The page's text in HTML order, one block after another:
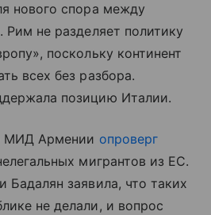
нового спора между
не разделяет политику
поскольку континент
всех без разбора.
позицию Италии.
МИД Армении опроверг
мигрантов из ЕС.
Бадалян заявила, что таких
не делали, и вопрос